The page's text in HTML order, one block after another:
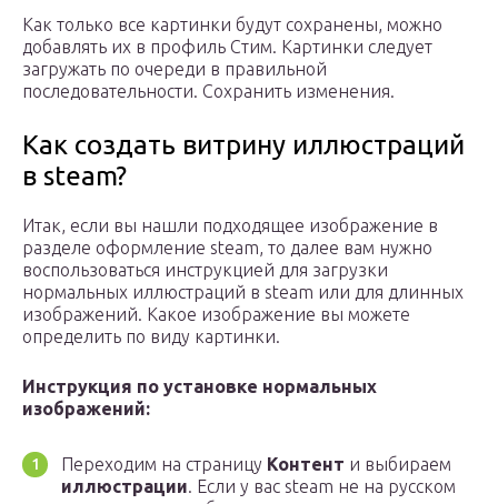
Как только все картинки будут сохранены, можно
добавлять их в профиль Стим. Картинки следует
загружать по очереди в правильной
последовательности. Сохранить изменения.
Как создать витрину иллюстраций
в steam?
Итак, если вы нашли подходящее изображение в
разделе оформление steam, то далее вам нужно
воспользоваться инструкцией для загрузки
нормальных иллюстраций в steam или для длинных
изображений. Какое изображение вы можете
определить по виду картинки.
Инструкция по установке нормальных
изображений:
Переходим на страницу Контент и выбираем
иллюстрации. Если у вас steam не на русском